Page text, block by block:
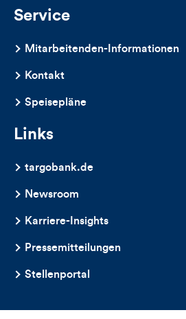
Service
Mitarbeitenden-Informationen
Kontakt
Speisepläne
Links
targobank.de
Newsroom
Karriere-Insights
Pressemitteilungen
Stellenportal